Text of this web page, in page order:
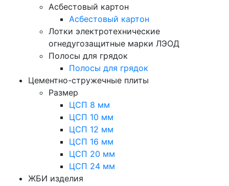
Асбестовый картон
Асбестовый картон
Лотки электротехнические
огнедугозащитные марки ЛЭОД
Полосы для грядок
Полосы для грядок
Цементно-стружечные плиты
Размер
ЦСП 8 мм
ЦСП 10 мм
ЦСП 12 мм
ЦСП 16 мм
ЦСП 20 мм
ЦСП 24 мм
ЖБИ изделия